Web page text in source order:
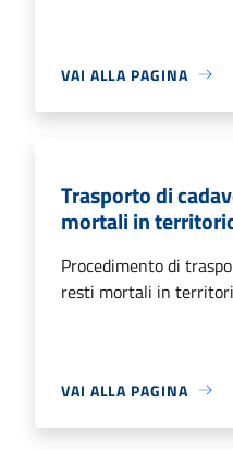
VAI ALLA PAGINA
Trasporto di
mortali in
Procedimento di
resti mortali in
VAI ALLA PAGINA